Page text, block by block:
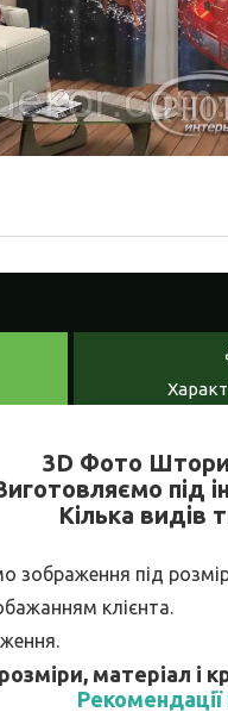
3D Фото
під
Кілька видів
зображення під
клієнта.
матеріал і
Рекомендації